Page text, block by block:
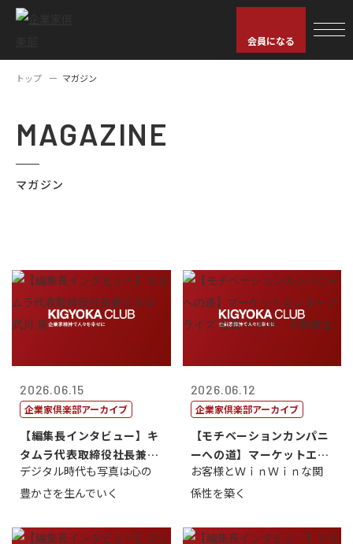
会員になる
トップ マガジン
MAGAZINE
マガジン
2026.06.15
企業家倶楽部アーカイブ
【編集長インタビュー】キ
タムラ代表取締役社長兼Ｃ
ＯＯ 武川 ...
デジタル時代も写真は心の
豊かさを生んでいく
2026.06.12
企業家倶楽部アーカイブ
【モチベーションカンパニ
ーへの道】マーケットエン
タープライズ...
お客様とＷｉｎＷｉｎな関
係性を築く